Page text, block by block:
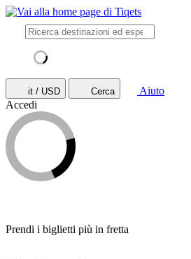
it / USD Cerca
Aiuto
Accedi
Prendi i biglietti più in fretta